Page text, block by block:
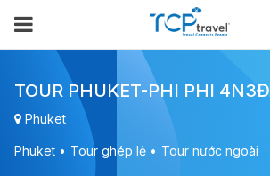
TOUR PHUKET-PHI PHI 4N3Đ
Phuket
Phuket Tour ghép lẻ Tour nước ngoài